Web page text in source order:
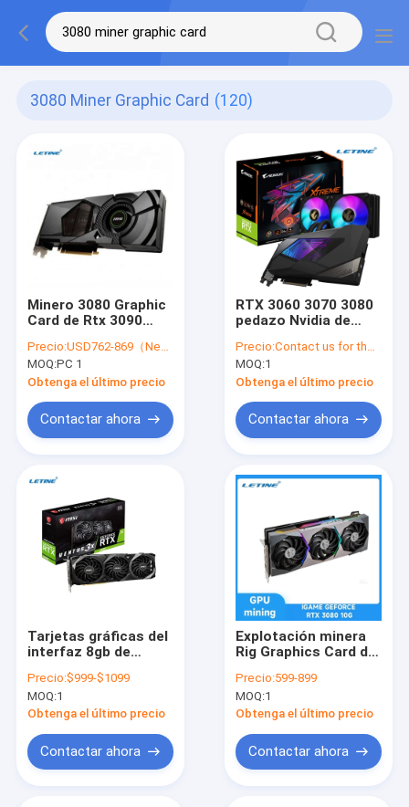
3080 Miner Graphic Card (120)
Minero 3080 Graphic
Card de Rtx 3090
70hx 50hx 30hx
Precio:USD762-869（Negotiable）
MOQ:PC 1
Obtenga el último precio
Contactar ahora
RTX 3060 3070 3080
pedazo Nvidia de
minero 3060ti
Precio:Contact us for the latest price
MOQ:1
Obtenga el último precio
Contactar ahora
Tarjetas gráficas del
interfaz 8gb de
del minero de MSI
GeForce RTX 3080
VENTUS 3X 10GB
Precio:$999-$1099
MOQ:1
Obtenga el último precio
Contactar ahora
Explotación minera
Rig Graphics Card de
GEFORCE RTX 3080
10G ZEC LTC etc del
minero de LETINE
Precio:599-899
MOQ:1
Obtenga el último precio
Contactar ahora